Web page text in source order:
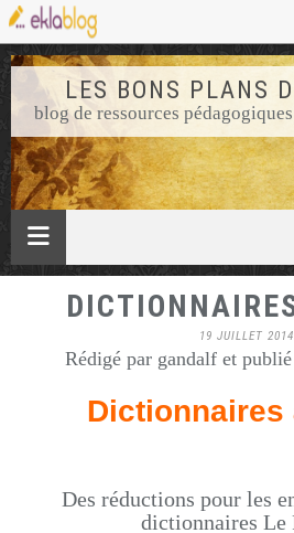
LES BONS PLANS
blog de ressources
19 JUILLET 2014
Rédigé par gandalf et
Dictionnaires
Des réductions pour les
dictionnaires Le